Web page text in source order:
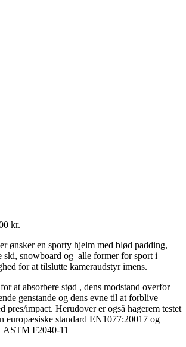
kr.
ønsker en sporty hjelm med blød padding,
ski, snowboard og alle former for sport i
for at tilslutte kameraudstyr imens.
at absorbere stød , dens modstand overfor
genstande og dens evne til at forblive
pres/impact. Herudover er også hagerem testet
europæsiske standard EN1077:20017 og
ASTM F2040-11